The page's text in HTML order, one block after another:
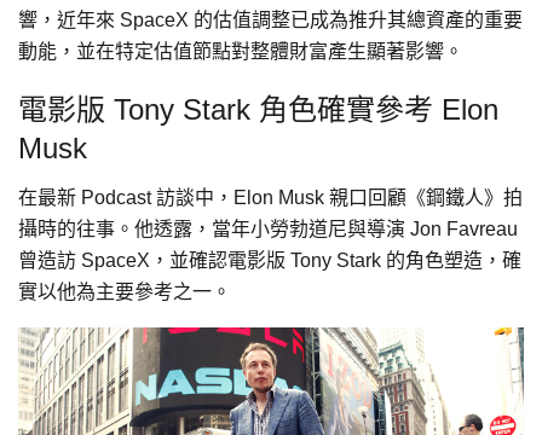
響，近年來 SpaceX 的估值調整已成為推升其總資產的重要
動能，並在特定估值節點對整體財富產生顯著影響。
電影版 Tony Stark 角色確實參考 Elon
Musk
在最新 Podcast 訪談中，Elon Musk 親口回顧《鋼鐵人》拍
攝時的往事。他透露，當年小勞勃道尼與導演 Jon Favreau
曾造訪 SpaceX，並確認電影版 Tony Stark 的角色塑造，確
實以他為主要參考之一。